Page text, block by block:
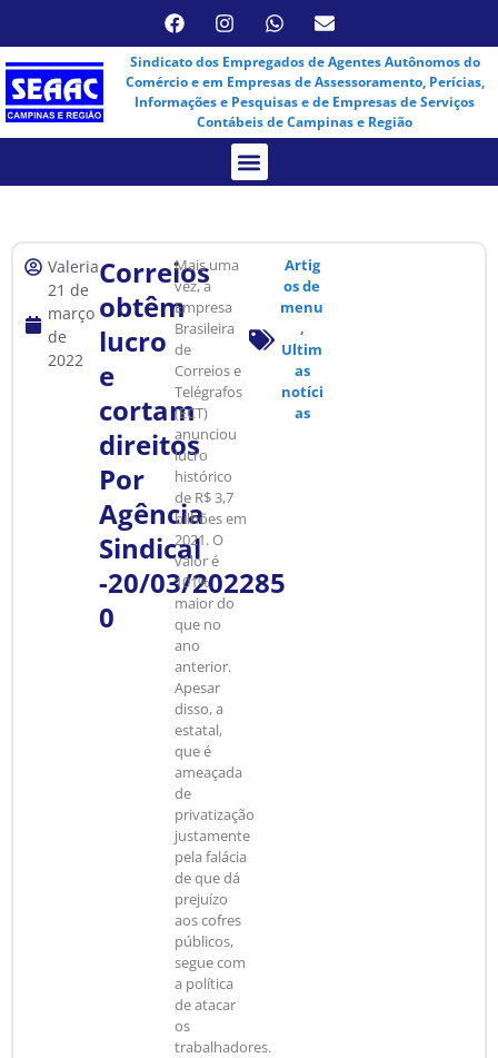
Sindicato dos Empregados de Agentes Autônomos do
Comércio e em Empresas de Assessoramento, Perícias,
Informações e Pesquisas e de Empresas de Serviços
Contábeis de Campinas e Região
Valeria
21 de
março
de
2022
Correios
obtêm
lucro
e
cortam
direitos
Por
Agência
Sindical
-20/03/202285
0
Mais uma
vez, a
Empresa
Brasileira
de
Correios e
Telégrafos
(ECT)
anunciou
lucro
histórico
de R$ 3,7
bilhões em
2021. O
valor é
101%
maior do
que no
ano
anterior.
Apesar
disso, a
estatal,
que é
ameaçada
de
privatização
justamente
pela falácia
de que dá
prejuízo
aos cofres
públicos,
segue com
a política
de atacar
os
trabalhadores.
Artig
os de
menu
,
Ultim
as
notíci
as